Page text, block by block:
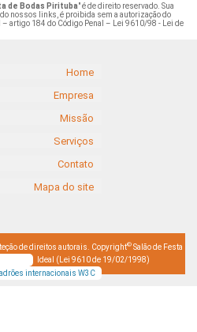
de Bodas Pirituba" é de direito reservado. Sua
nossos links, é proibida sem a autorização do
artigo 184 do Código Penal –
Lei 9610/98 - Lei de
Home
Empresa
Missão
Serviços
Contato
Mapa do site
de direitos autorais. Copyright© Salão de Festa
Ideal (Lei 9610 de 19/02/1998)